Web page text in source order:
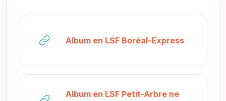
Album en LSF Boréal-ExpressURL
Album en LSF Petit-Arbre ne